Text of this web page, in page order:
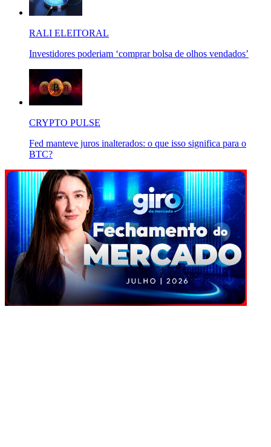
RALI ELEITORAL
Investidores poderiam ‘comprar bolsa de olhos vendados’
CRYPTO PULSE
Fed manteve juros inalterados: o que isso significa para o
BTC?